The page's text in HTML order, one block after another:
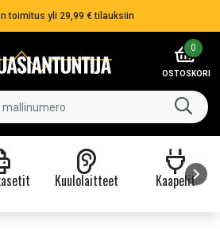
toimitus yli 29,99 € tilauksiin
0
OSTOSKORI
Kuulolaitteet Kaapelit